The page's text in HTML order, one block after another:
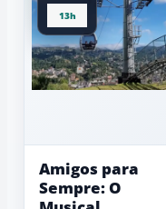
13h
Amigos para
Sempre: O